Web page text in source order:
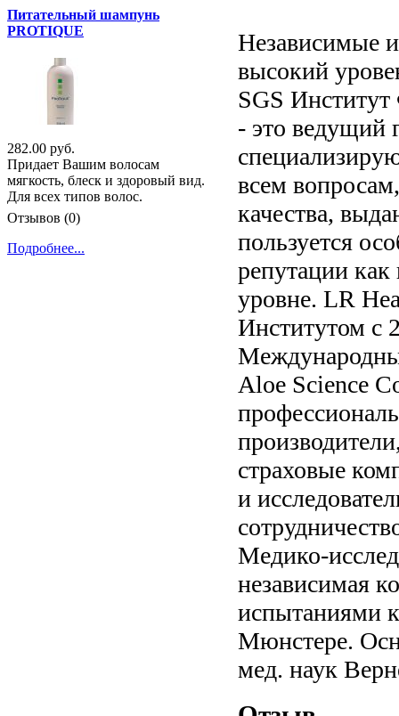
Независимые
высокий
SGS
- это ведущий
всем
качества,
пользуется
репутации
уровне. LR
Институтом с
Aloe Science
страховые
и
Медико-
независимая
испытаниями
Мюнстере.
мед. наук
Питательный шампунь
PROTIQUE
282.00 руб.
Придает Вашим волосам
мягкость, блеск и здоровый вид.
Для всех типов волос.
Отзывов (0)
Подробнее...